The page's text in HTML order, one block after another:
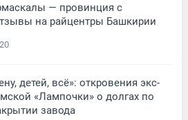
— провинция с
на райцентры Башкирии
20
детей, всё»: откровения экс-
«Лампочки» о долгах по
завода